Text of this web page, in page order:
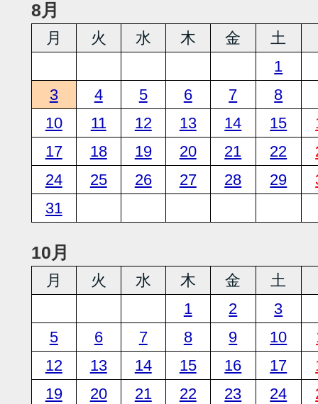
8月
月 火 水 木 金 土
1
3
4 5 6 7
8
10
11 12 13 14 15
17
18 19 20 21 22
24
25 26 27 28 29
31
10月
月 火 水 木 金 土
1
2
3
5
6 7 8 9 10
12
13 14 15 16 17
19
20 21 22 23 24